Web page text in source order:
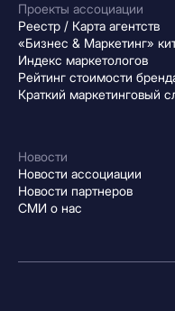
Проекты ассоциации
Реестр / Карта агентств
«Бизнес & Маркетинг»
Индекс маркетологов
Рейтинг стоимости
Краткий маркетинговый
Новости
Новости ассоциации
Новости партнеров
СМИ о нас